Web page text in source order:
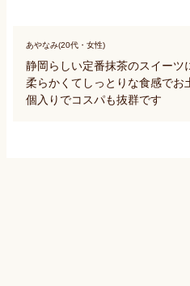
あやなみ(20代・女性)
静岡らしい定番抹茶のスイーツ
柔らかくてしっとりな食感でお
個入りでコスパも抜群です